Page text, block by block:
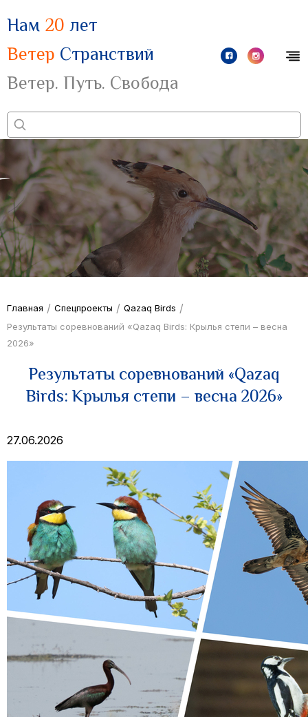
Нам 20 лет
Ветер Странствий
Ветер. Путь. Свобода
Главная / Спецпроекты / Qazaq Birds /
Результаты соревнований «Qazaq Birds: Крылья степи – весна
2026»
Результаты соревнований «Qazaq
Birds: Крылья степи – весна 2026»
27.06.2026